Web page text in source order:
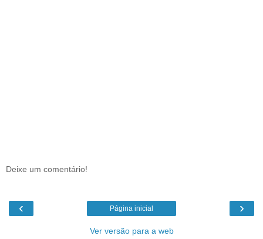
Deixe um comentário!
‹ ›
Página inicial
Ver versão para a web